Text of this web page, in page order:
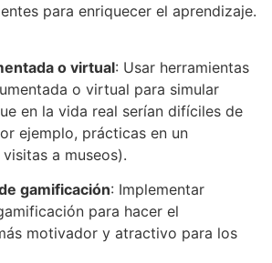
para enriquecer el aprendizaje.
o virtual: Usar herramientas
o virtual para simular
en la vida real serían difíciles de
ejemplo, prácticas en un
a museos).
gamificación: Implementar
para hacer el
motivador y atractivo para los